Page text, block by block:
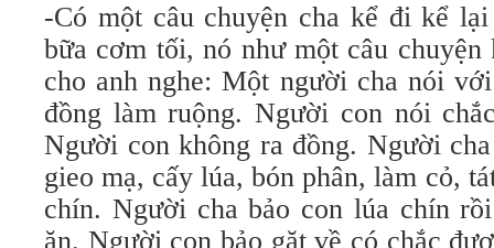
-Có một câu chuyện cha kể đi kể
bữa cơm tối, nó như một câu
cho anh nghe: Một người cha nói
đồng làm ruộng. Người con nói
Người con không ra đồng. Người
gieo mạ, cấy lúa, bón phân, làm cỏ,
chín. Người cha bảo con lúa chín
ăn. Người con bảo gặt về có chắc